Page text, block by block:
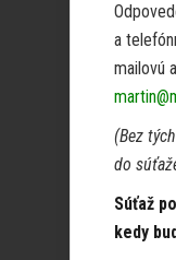
a
mailovú
(Bez
do
Súťaž
kedy